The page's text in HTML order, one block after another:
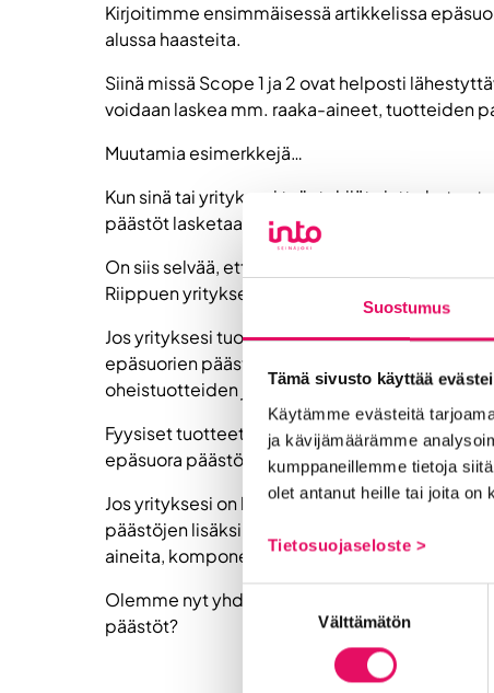
Suostumus
Tämä sivusto käyttää
Käytämme evästeitä
ja kävijämäärämme
kumppaneillemme tietoja
olet antanut heille tai joita on
Tietosuojaseloste >
Suostumuksen
Välttämätön
Kirjoitimme ensimmäisessä artikkelissa
alussa haasteita.
Siinä missä Scope 1 ja 2 ovat helposti
voidaan laskea mm. raaka-aineet, tuotteiden
Muutamia esimerkkejä…
Kun sinä tai yrityksesi työntekijät ajatte kotoa
päästöt lasketaan epäsuoriksi päästöiksi. Kun
On siis selvää, että kolmannen päästöluokan
Riippuen yrityksen toimialasta ja koosta.
Jos yrityksesi tuottaa liikevaihtoa
epäsuorien päästöjen osalta. Jos
oheistuotteiden ja ajokilometrien tuottamat
Fyysiset tuotteet, kuten elintarvikkeet, lelut tai
epäsuora päästö.
Jos yrityksesi on logistiikka-alalla tai
päästöjen lisäksi kuljetusalan yritykset
aineita, komponentteja ja metalleja. Näiden
Olemme nyt yhdessä todenneet, että
päästöt?